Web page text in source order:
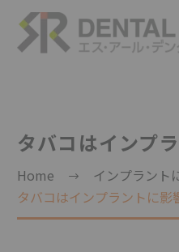
タバコはインプ
Home
インプラント
タバコはインプラントに影